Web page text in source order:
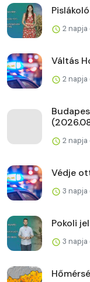
2
Váltás
2
2
Védje
3
Pokoli
3